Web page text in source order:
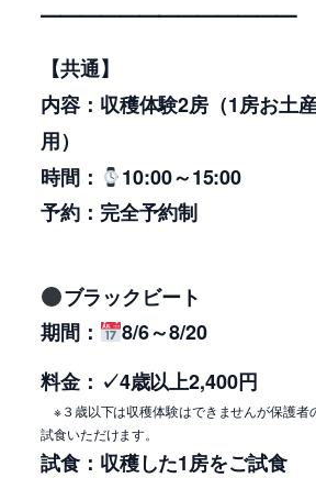
━━━━━━━━━━━━━
【共通】
内容：収穫体験2房（1房お土
用）
時間：
10:00～15:00
予約：完全予約制
ブラックビート
期間：
8/6～8/20
料金：✓4歳以上2,400円
※３歳以下は収穫体験はできませんが保護者
試食いただけます。
試食：収穫した1房をご試食